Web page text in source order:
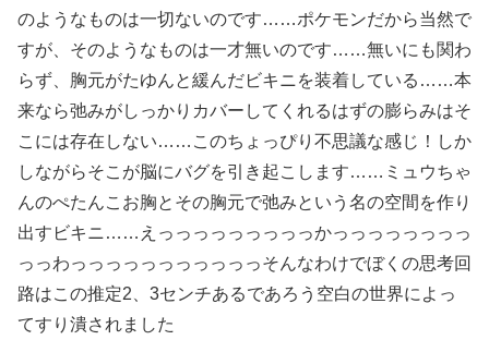
のようなものは一切ないのです……ポケモンだから当然で
すが、そのようなものは一才無いのです……無いにも関わ
らず、胸元がたゆんと緩んだビキニを装着している……本
来なら弛みがしっかりカバーしてくれるはずの膨らみはそ
こには存在しない……このちょっぴり不思議な感じ！しか
しながらそこが脳にバグを引き起こします……ミュウちゃ
んのぺたんこお胸とその胸元で弛みという名の空間を作り
出すビキニ……えっっっっっっっっっかっっっっっっっっ
っっわっっっっっっっっっっっそんなわけでぼくの思考回
路はこの推定2、3センチあるであろう空白の世界によっ
てすり潰されました